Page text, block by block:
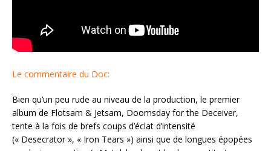
Le commentaire du Doc:
Bien qu’un peu rude au niveau de la production, le premier
album de Flotsam & Jetsam, Doomsday for the Deceiver,
tente à la fois de brefs coups d’éclat d’intensité
(« Desecrator », « Iron Tears ») ainsi que de longues épopées